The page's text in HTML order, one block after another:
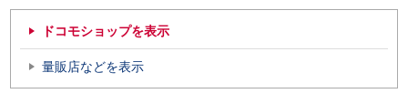
ドコモショップを表示
量販店などを表示